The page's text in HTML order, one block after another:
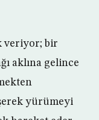
veriyor; bir
aklına gelince
yürümeyi